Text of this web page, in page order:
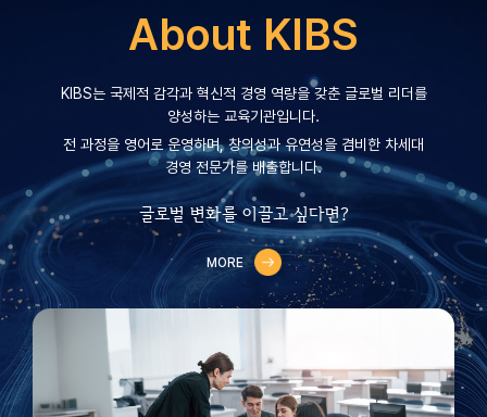
About KIBS
KIBS는 국제적 감각과 혁신적 경영 역량을 갖춘 글로벌 리더를
양성하는 교육기관입니다.
전 과정을 영어로 운영하며, 창의성과 유연성을 겸비한 차세대
경영 전문가를 배출합니다.
글로벌 변화를 이끌고 싶다면?
MORE